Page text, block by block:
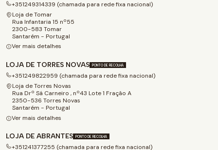
+351249314339 (chamada para rede fixa nacional)
Loja de Tomar
Rua Infantaria 15 nº55
2300-583 Tomar
Santarém - Portugal
Ver mais detalhes
LOJA DE TORRES NOVAS PONTO DE RECOLHA
+351249822959 (chamada para rede fixa nacional)
Loja de Torres Novas
Rua Drº Sá Carneiro , nº43 Lote 1 Fração A
2350-536 Torres Novas
Santarém - Portugal
Ver mais detalhes
LOJA DE ABRANTES PONTO DE RECOLHA
+351241377255 (chamada para rede fixa nacional)